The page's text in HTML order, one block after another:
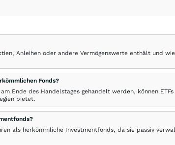
Anleihen oder andere Vermögenswerte enthält und
Fonds?
Ende des Handelstages gehandelt werden, können
bietet.
als herkömmliche Investmentfonds, da sie passiv